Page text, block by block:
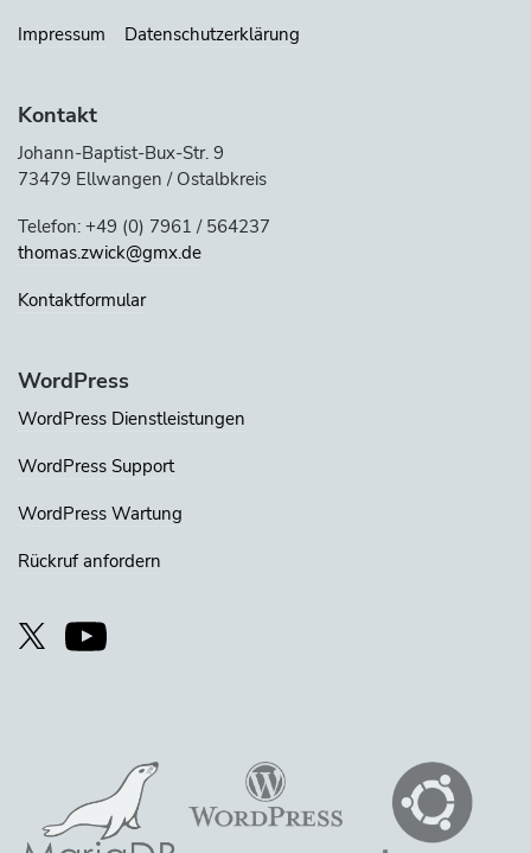
Impressum
Datenschutzerklärung
Kontakt
Johann-Baptist-Bux-Str. 9
73479 Ellwangen / Ostalbkreis
Telefon: +49 (0) 7961 / 564237
thomas.zwick@gmx.de
Kontaktformular
WordPress
WordPress Dienstleistungen
WordPress Support
WordPress Wartung
Rückruf anfordern